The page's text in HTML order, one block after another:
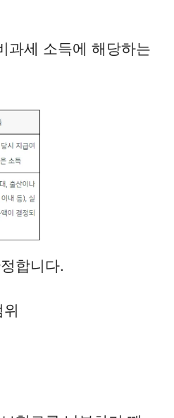
과세 소득에 해당하는
합니다.